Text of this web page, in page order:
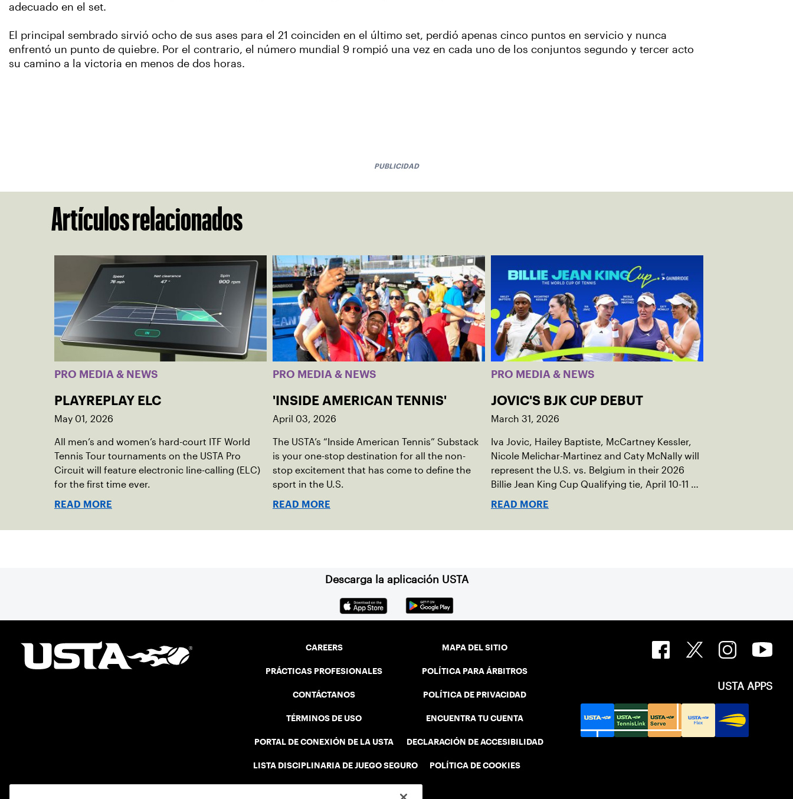
adecuado en el set.
El principal sembrado sirvió ocho de sus ases para el 21 coinciden en el último set, perdió apenas cinco puntos en servicio y nunca
enfrentó un punto de quiebre. Por el contrario, el número mundial 9 rompió una vez en cada uno de los conjuntos segundo y tercer acto
su camino a la victoria en menos de dos horas.
PUBLICIDAD
Artículos relacionados
PRO MEDIA & NEWS
PLAYREPLAY ELC
May 01, 2026
All men’s and women’s hard-court ITF World
Tennis Tour tournaments on the USTA Pro
Circuit will feature electronic line-calling (ELC)
for the first time ever.
READ MORE
PRO MEDIA & NEWS
'INSIDE AMERICAN TENNIS'
April 03, 2026
The USTA’s “Inside American Tennis” Substack
is your one-stop destination for all the non-
stop excitement that has come to define the
sport in the U.S.
READ MORE
PRO MEDIA & NEWS
JOVIC'S BJK CUP DEBUT
March 31, 2026
Iva Jovic, Hailey Baptiste, McCartney Kessler,
Nicole Melichar-Martinez and Caty McNally will
represent the U.S. vs. Belgium in their 2026
Billie Jean King Cup Qualifying tie, April 10-11 on
indoor red clay in Ostend, Belgium.
READ MORE
Descarga la aplicación USTA
CAREERS
PRÁCTICAS PROFESIONALES
CONTÁCTANOS
TÉRMINOS DE USO
PORTAL DE CONEXIÓN DE LA USTA
LISTA DISCIPLINARIA DE JUEGO SEGURO
MAPA DEL SITIO
POLÍTICA PARA ÁRBITROS
POLÍTICA DE PRIVACIDAD
ENCUENTRA TU CUENTA
DECLARACIÓN DE ACCESIBILIDAD
POLÍTICA DE COOKIES
USTA APPS